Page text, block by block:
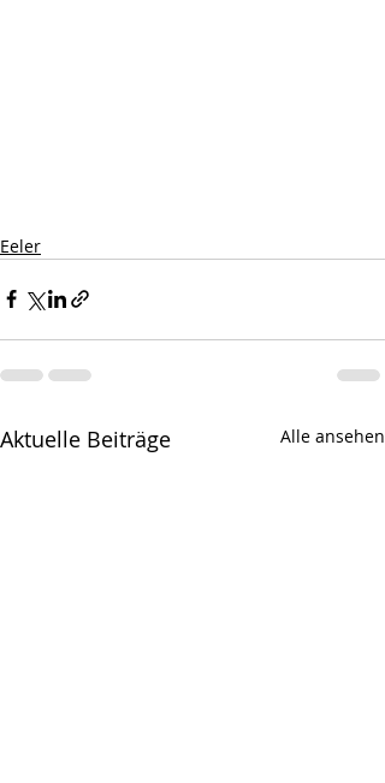
Eeler
Aktuelle Beiträge Alle ansehen